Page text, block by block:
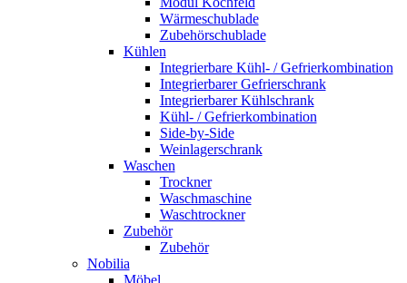
Wärmeschublade
Zubehörschublade
Kühlen
Integrierbare Kühl- / Gefrierkombination
Integrierbarer Gefrierschrank
Integrierbarer Kühlschrank
Kühl- / Gefrierkombination
Side-by-Side
Weinlagerschrank
Waschen
Trockner
Waschmaschine
Waschtrockner
Zubehör
Zubehör
Nobilia
Möbel